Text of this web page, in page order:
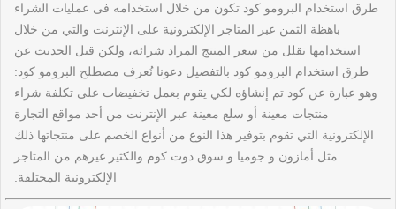
طرق استخدام البرومو كود تكون من خلال استخدامه فى عمليات الشراء
باهظة الثمن عبر المتاجر الإلكترونية على الإنترنت والتي من خلال
استخدامها تقلل من سعر المنتج المراد شرائه، ولكن قبل الحديث عن
طرق استخدام البرومو كود بالتفصيل دعونا نُعرف مصطلح البرومو كود:
وهو عبارة عن كود تم إنشاؤه لكي يقوم بعمل تخفيضات على تكلفة شراء
منتجات معينة أو سلع معينة عبر الإنترنت من أحد مواقع التجارة
الإلكترونية التي تقوم بتوفير هذا النوع من أنواع الخصم على منتجاتها ذلك
مثل أمازون و جوميا و سوق دوت كوم والكثير غيرهم من المتاجر
الإلكترونية المختلفة.